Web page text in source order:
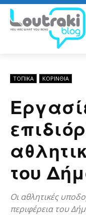
ΤΟΠΙΚΑ ΚΟΡΙΝΘΊΑ
του
Οι αθλητικές
περιφέρεια του